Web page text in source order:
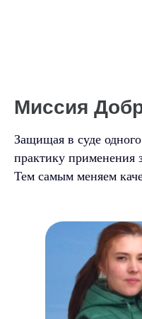
Миссия
Защищая в суде
практику применения
Тем самым меняем